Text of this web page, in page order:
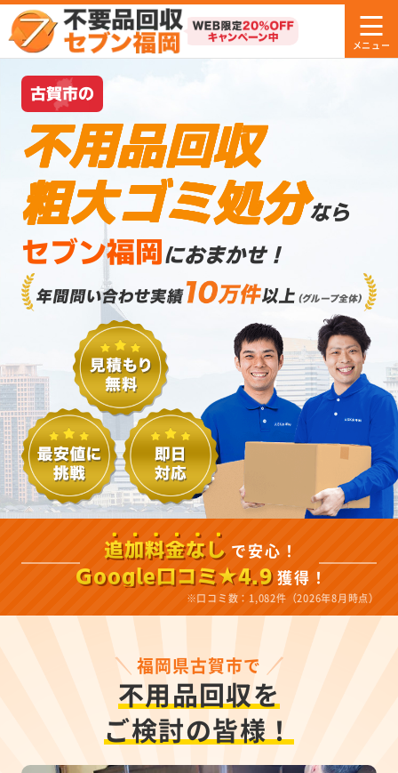
古賀市の
不用品回収
粗大ゴミ処分なら
セブン福岡 におまかせ！
追加料金なし で安心！
Google口コミ★4.9 獲得！
※口コミ数：1,082件（2026年8月時点）
福岡県古賀市で
不用品回収を
ご検討の皆様！